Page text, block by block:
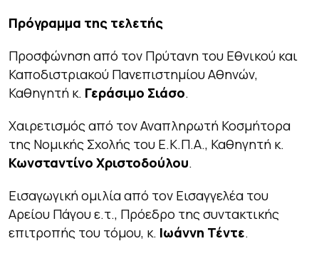
Πρόγραμμα της τελετής
Προσφώνηση από τον Πρύτανη του Εθνικού και
Καποδιστριακού Πανεπιστημίου Αθηνών,
Καθηγητή κ. Γεράσιμο Σιάσο.
Χαιρετισμός από τον Αναπληρωτή Κοσμήτορα
της Νομικής Σχολής του Ε.Κ.Π.Α., Καθηγητή κ.
Κωνσταντίνο Χριστοδούλου.
Εισαγωγική ομιλία από τον Εισαγγελέα του
Αρείου Πάγου ε.τ., Πρόεδρο της συντακτικής
επιτροπής του τόμου, κ. Ιωάννη Τέντε.